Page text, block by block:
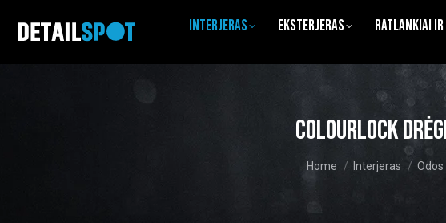
Interjeras Eksterjeras Ratlankiai ir
Colourlock
You are here:
Home Interjeras